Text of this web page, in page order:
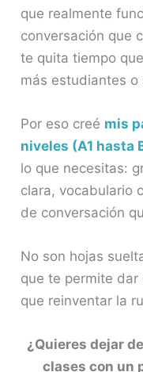
que realmente
conversación que
te quita tiempo
más estudiantes o
Por eso creé mis
niveles (A1 hasta
lo que necesitas:
clara, vocabulario
de conversación
No son hojas
que te permite
que reinventar la
¿Quieres dejar
clases con un